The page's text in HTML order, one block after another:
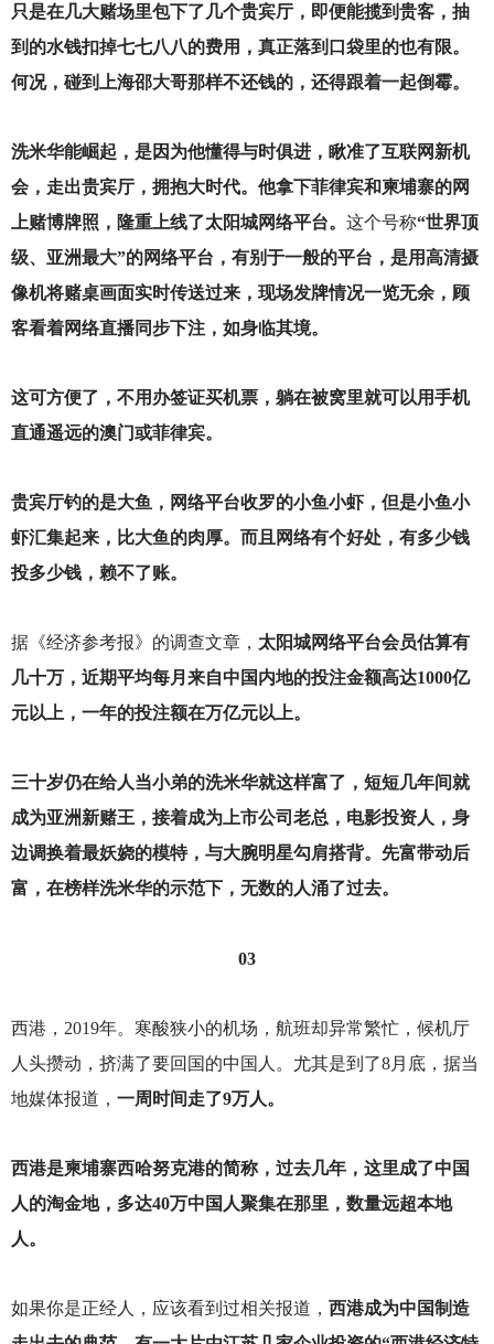
只是在几大赌场里包下了几个贵宾厅，即便能揽到贵客，抽
到的水钱扣掉七七八八的费用，真正落到口袋里的也有限。
何况，碰到上海邵大哥那样不还钱的，还得跟着一起倒霉。
洗米华能崛起，是因为他懂得与时俱进，瞅准了互联网新机
会，走出贵宾厅，拥抱大时代。他拿下菲律宾和柬埔寨的网
上赌博牌照，隆重上线了太阳城网络平台。 这个号称“世界顶
级、亚洲最大”的网络平台，有别于一般的平台，是用高清摄
像机将赌桌画面实时传送过来，现场发牌情况一览无余，顾
客看着网络直播同步下注，如身临其境。
这可方便了，不用办签证买机票，躺在被窝里就可以用手机
直通遥远的澳门或菲律宾。
贵宾厅钓的是大鱼，网络平台收罗的小鱼小虾，但是小鱼小
虾汇集起来，比大鱼的肉厚。而且网络有个好处，有多少钱
投多少钱，赖不了账。
据《经济参考报》的调查文章， 太阳城网络平台会员估算有
几十万，近期平均每月来自中国内地的投注金额高达1000亿
元以上，一年的投注额在万亿元以上。
三十岁仍在给人当小弟的洗米华就这样富了，短短几年间就
成为亚洲新赌王，接着成为上市公司老总，电影投资人，身
边调换着最妖娆的模特，与大腕明星勾肩搭背。先富带动后
富，在榜样洗米华的示范下，无数的人涌了过去。
03
西港，2019年。寒酸狭小的机场，航班却异常繁忙，候机厅
人头攒动，挤满了要回国的中国人。尤其是到了8月底，据当
地媒体报道， 一周时间走了9万人。
西港是柬埔寨西哈努克港的简称，过去几年，这里成了中国
人的淘金地，多达40万中国人聚集在那里，数量远超本地
人。
如果你是正经人，应该看到过相关报道， 西港成为中国制造